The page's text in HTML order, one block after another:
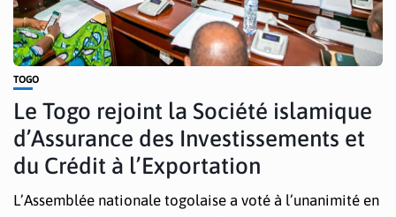
TOGO
Le Togo rejoint la Société islamique
d’Assurance des Investissements et
du Crédit à l’Exportation
L’Assemblée nationale togolaise a voté à l’unanimité en